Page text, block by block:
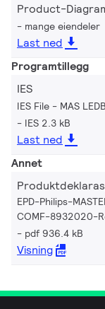
Product-
mange eiendeler
Last ned
Programtillegg
IES
IES File - MAS
IES 2.3 kB
Last ned
Annet
EPD-Philips-
COMF-8932020-
pdf 936.4 kB
Visning